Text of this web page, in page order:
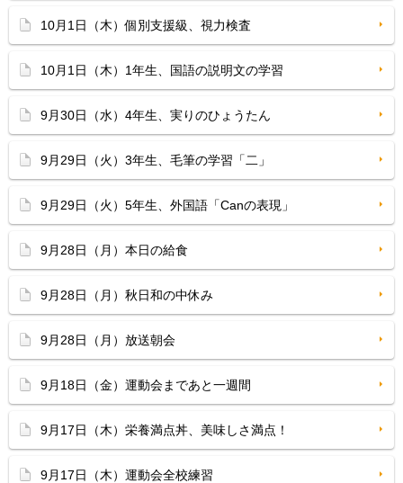
10月1日（木）個別支援級、視力検査
10月1日（木）1年生、国語の説明文の学習
9月30日（水）4年生、実りのひょうたん
9月29日（火）3年生、毛筆の学習「二」
9月29日（火）5年生、外国語「Canの表現」
9月28日（月）本日の給食
9月28日（月）秋日和の中休み
9月28日（月）放送朝会
9月18日（金）運動会まであと一週間
9月17日（木）栄養満点丼、美味しさ満点！
9月17日（木）運動会全校練習